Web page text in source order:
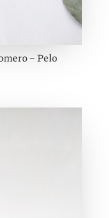
– Pelo